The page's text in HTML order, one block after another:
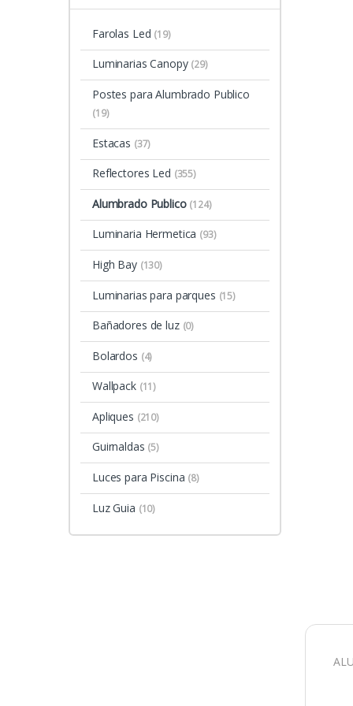
Farolas Led (19)
Luminarias Canopy (29)
Postes para Alumbrado Publico
(19)
Estacas (37)
Reflectores Led (355)
Alumbrado Publico (124)
Luminaria Hermetica (93)
High Bay (130)
Luminarias para parques (15)
Bañadores de luz (0)
Bolardos (4)
Wallpack (11)
Apliques (210)
Guirnaldas (5)
Luces para Piscina (8)
Luz Guia (10)